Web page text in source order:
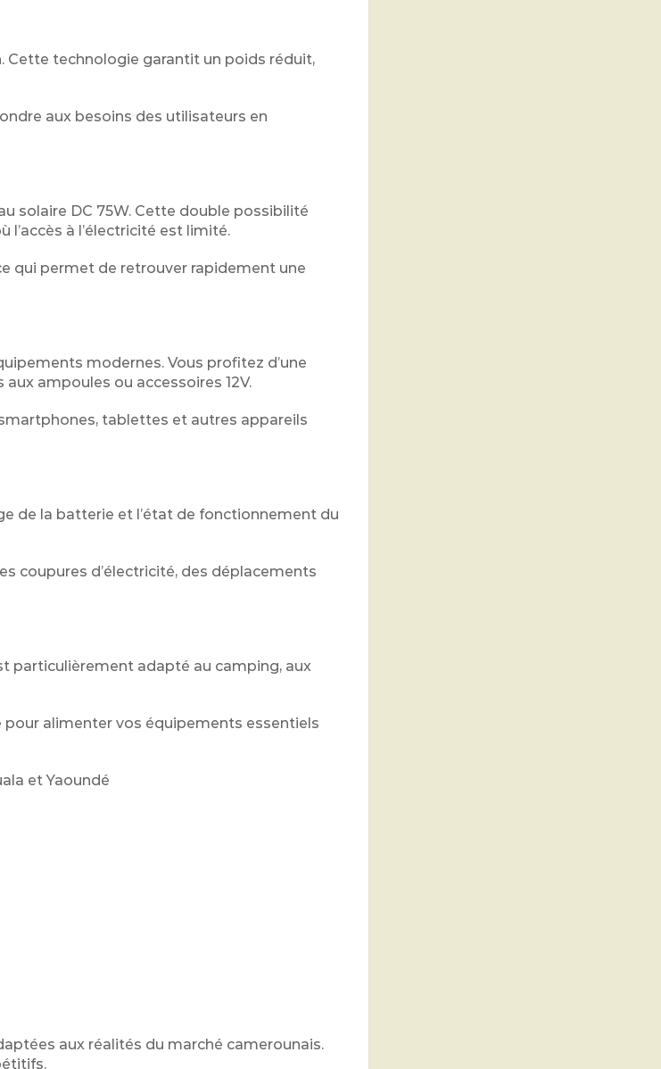
Cette technologie garantit un poids réduit,
aux besoins des utilisateurs en
solaire DC 75W. Cette double possibilité
à l’électricité est limité.
qui permet de retrouver rapidement une
modernes. Vous profitez d’une
ampoules ou accessoires 12V.
tablettes et autres appareils
de la batterie et l’état de fonctionnement du
coupures d’électricité, des déplacements
particulièrement adapté au camping, aux
pour alimenter vos équipements essentiels
et Yaoundé
aux réalités du marché camerounais.